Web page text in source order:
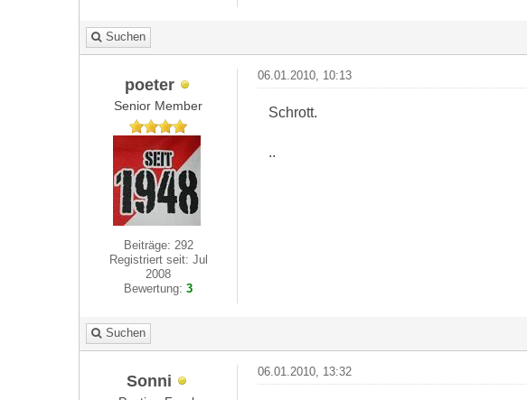
Suchen
poeter
Senior Member
Beiträge: 292
Registriert seit: Jul
2008
Bewertung:3
06.01.2010, 10:13
Schrott.
..
Suchen
Sonni 06.01.2010, 13:32